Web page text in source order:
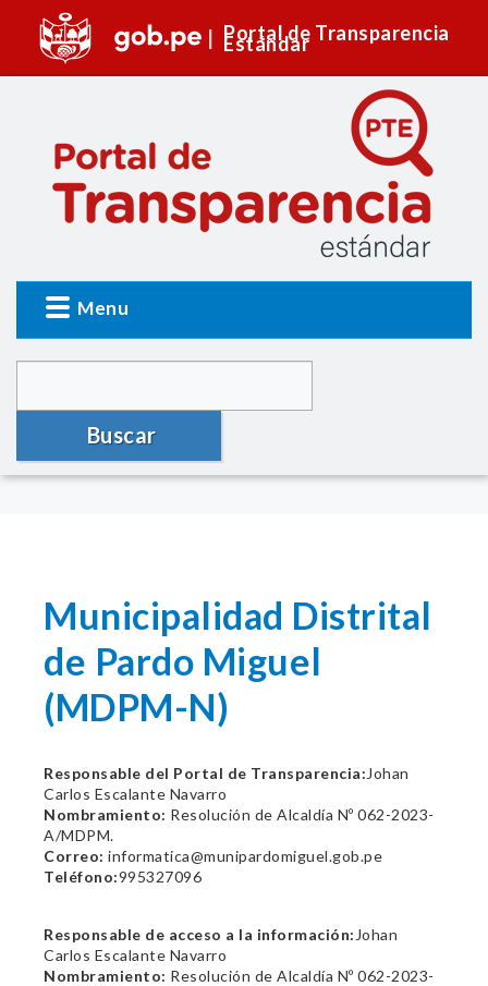
Portal de Transparencia
Estándar
Menu
Buscar
Municipalidad Distrital
de Pardo Miguel
(MDPM-N)
Responsable del Portal de Transparencia: Johan
Carlos Escalante Navarro
Nombramiento: Resolución de Alcaldía Nº 062-2023-
A/MDPM.
Correo: informatica@munipardomiguel.gob.pe
Teléfono:995327096
Responsable de acceso a la información: Johan
Carlos Escalante Navarro
Nombramiento: Resolución de Alcaldía Nº 062-2023-